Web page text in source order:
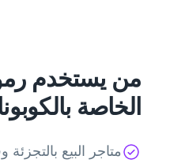
الخاصة
متاجر البيع بالتجزئة